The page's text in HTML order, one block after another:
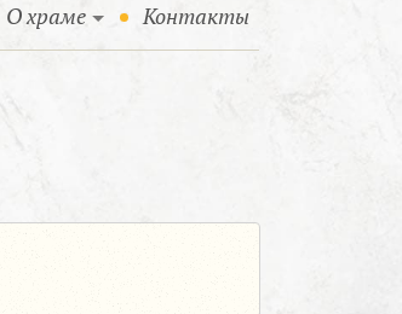
О храме Контакты